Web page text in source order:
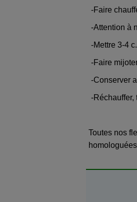
-Faire
-Attention à
-Mettre 3-4
-Faire
-Conserver
-Réchauffer,
Toutes nos